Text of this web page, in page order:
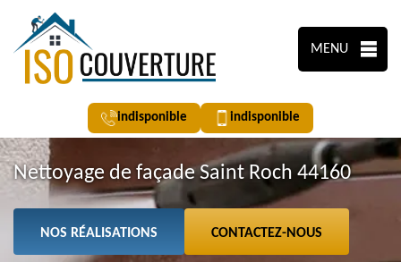
MENU
indisponible indisponible
Nettoyage de façade Saint Roch 44160
NOS RÉALISATIONS CONTACTEZ-NOUS